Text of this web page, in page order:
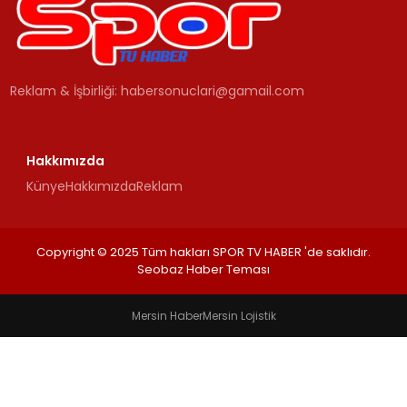
MAGAZIN
SPOR
Reklam & İşbirliği:habersonuclari@gamail.com
Hakkımızda
KünyeHakkımızdaReklam
Copyright © 2025 Tüm hakları SPOR TV HABER 'de saklıdır.
Seobaz Haber Teması
Mersin HaberMersin Lojistik